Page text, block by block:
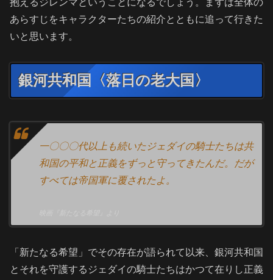
抱えるジレンマということになるでしょう。まずは全体の
あらすじをキャラクターたちの紹介とともに追って行きた
いと思います。
銀河共和国〈落日の老大国〉
一〇〇〇代以上も続いたジェダイの騎士たちは共
和国の平和と正義をずっと守ってきたんだ。だが
すべては帝国軍に覆されたよ。
「新たなる希望」でその存在が語られて以来、銀河共和国
とそれを守護するジェダイの騎士たちはかつて在りし正義